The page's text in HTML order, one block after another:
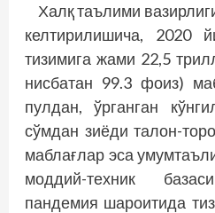
Халқ таълими
келтирилишича, 2020
тизимига жами 22,5
нисбатан 99.3 фоиз)
пулдан, ўрганган
сўмдан зиёди талон-
маблағлар эса
моддий-техник
пандемия шароитида